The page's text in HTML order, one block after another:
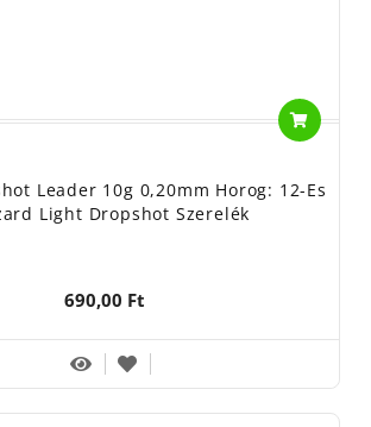
Leader 10g 0,20mm Horog: 12-Es
Light Dropshot Szerelék
690,00 Ft